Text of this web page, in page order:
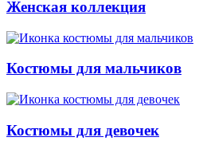
Женская коллекция
Костюмы для мальчиков
Костюмы для девочек